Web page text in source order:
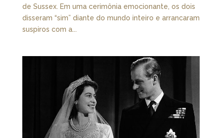
de Sussex. Em uma cerimônia emocionante, os dois
disseram “sim” diante do mundo inteiro e arrancaram
suspiros com a...